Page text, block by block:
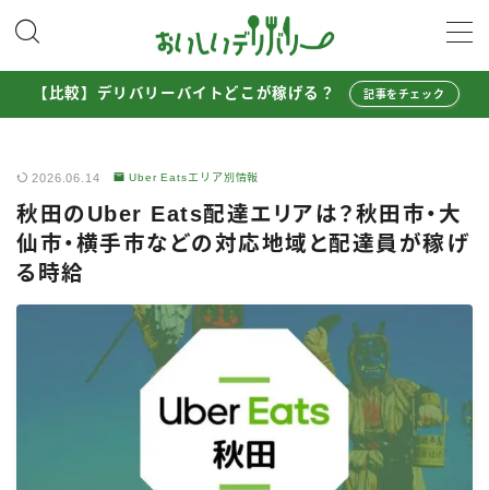
MENU
Uber Eats配達員ガイド
出前館配達員ガイド
menu配達員ガイド
ロケットナウ配達員ガイド
配達員272人アンケート調査
収入シミュレーター
配達員の体験談・口コミ
お得に注文する
【比較】デリバリーバイトどこが稼げる？ 記事をチェック
2026.06.14 Uber Eatsエリア別情報
秋田のUber Eats配達エリアは？秋田市・大
仙市・横手市などの対応地域と配達員が稼げ
る時給